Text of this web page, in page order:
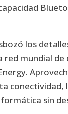
los
mundial
conectividad,
sin